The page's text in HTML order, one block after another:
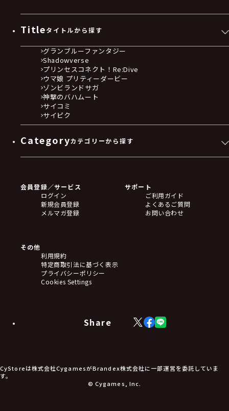
Titleタイトルから探す
グランブルーファンタジー
Shadowverse
プリンセスコネクト！Re:Dive
ウマ娘 プリティーダービー
ゾンビランドサガ
神撃のバハムート
サイコミ
サイピク
Categoryカテゴリーから探す
フィギュア
アクリルスタンド
バッジ
キーホルダー・ストラップ
ステッカー・シール・カード
タペストリー・ポスター
アームサポーター
ブレードホルダー
食品・飲料品
アパレル小物
アクセサリー
会員登録／サービス
ログイン
新規会員登録
メルマガ登録
サポート
ご利用ガイド
よくあるご質問
お問い合わせ
その他
利用規約
特定商取引法に基づく表示
プライバシーポリシー
Cookies Settings
Share
X
(Twitter)
Facebook
LINE
CyStoreは株式会社CygamesがBrandex株式会社に一部運営を委託していま
す。
© Cygames, Inc.